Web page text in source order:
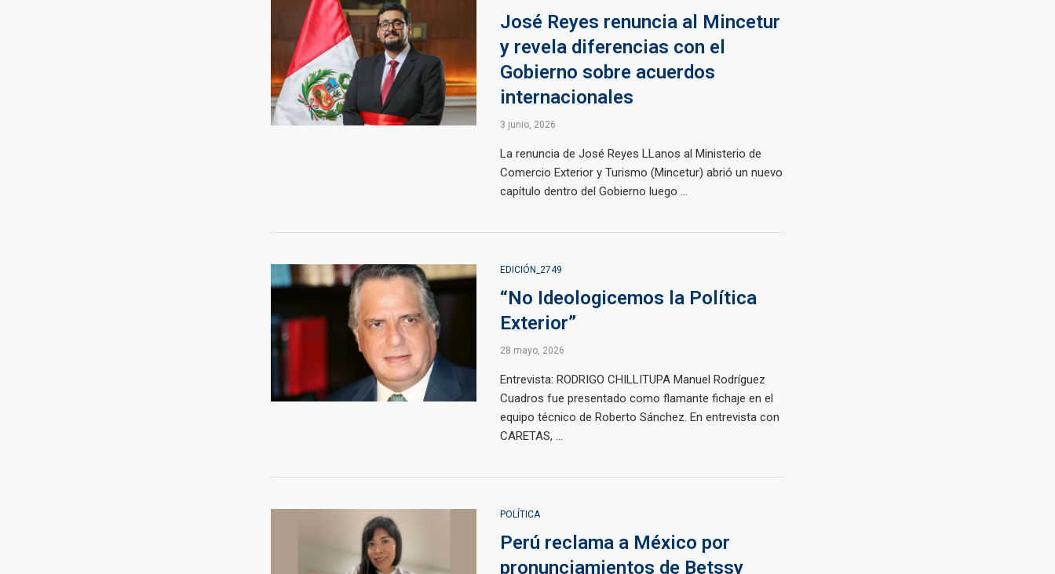
José Reyes renuncia al Mincetur
y revela diferencias con el
Gobierno sobre acuerdos
internacionales
3 junio, 2026
La renuncia de José Reyes LLanos al Ministerio de
Comercio Exterior y Turismo (Mincetur) abrió un nuevo
capítulo dentro del Gobierno luego ...
EDICIÓN_2749
“No Ideologicemos la Política
Exterior”
28 mayo, 2026
Entrevista: RODRIGO CHILLITUPA Manuel Rodríguez
Cuadros fue presentado como flamante fichaje en el
equipo técnico de Roberto Sánchez. En entrevista con
CARETAS, ...
POLÍTICA
Perú reclama a México por
pronunciamientos de Betssy